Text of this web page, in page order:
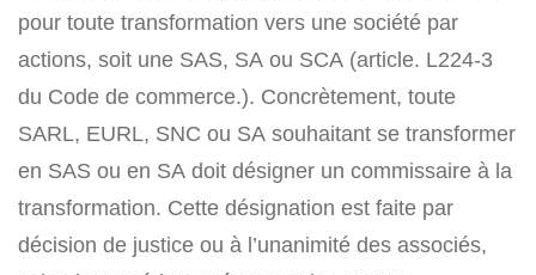
pour toute transformation vers une société par
actions, soit une SAS, SA ou SCA (article. L224-3
du Code de commerce.). Concrètement, toute
SARL, EURL, SNC ou SA souhaitant se transformer
en SAS ou en SA doit désigner un commissaire à la
transformation. Cette désignation est faite par
décision de justice ou à l’unanimité des associés,